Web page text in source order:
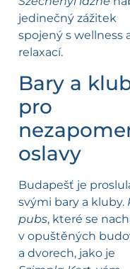
jedinečný zážitek
spojený s wellness
relaxací.
Bary a
pro
oslavy
Budapešť je
svými bary a kluby.
pubs, které se
v opuštěných
a dvorech, jako je